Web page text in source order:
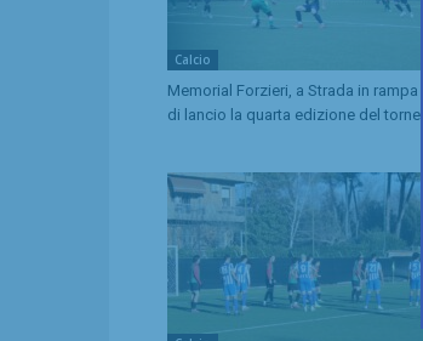
Calcio
Memorial Forzieri, a Strada in rampa
di lancio la quarta edizione del torneo